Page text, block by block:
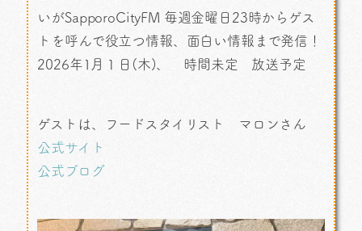
いがSapporoCityFM 毎週金曜日23時からゲス
トを呼んで役立つ情報、面白い情報まで発信！
2026年1月１日(木)、 時間未定 放送予定
ゲストは、フードスタイリスト マロンさん
公式サイト
公式ブログ